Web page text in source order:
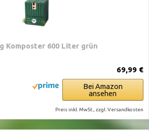
Komposter 600 Liter grün
69,99 €
Bei Amazon
ansehen
Preis inkl. MwSt., zzgl. Versandkosten